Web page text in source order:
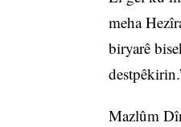
meha
biryarê
Mazlûm